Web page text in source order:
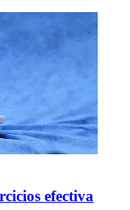
efectiva